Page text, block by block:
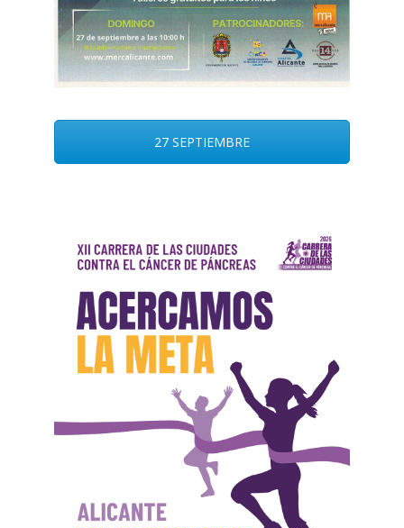
27 SEPTIEMBRE